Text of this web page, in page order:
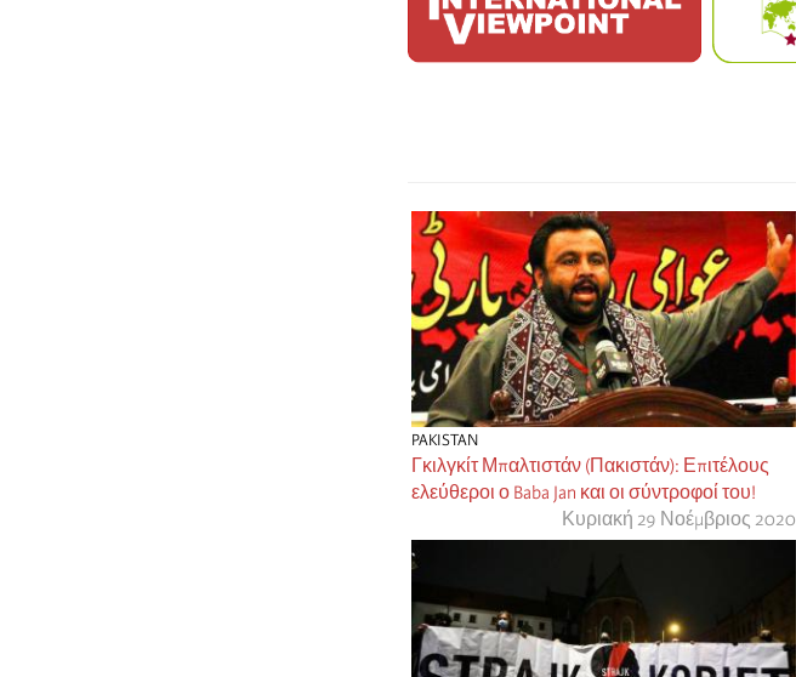
PAKISTAN
Γκιλγκίτ Μπαλτιστάν (Πακιστάν): Επιτέλους
ελεύθεροι ο Baba Jan και οι σύντροφοί του!
Κυριακή 29 Νοέμβριος 2020